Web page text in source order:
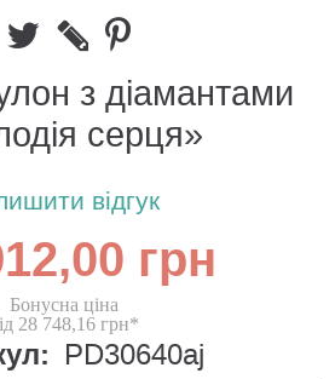
з діамантами
серця»
відгук
грн
Бонусна ціна
28 748,16 грн*
PD30640aj